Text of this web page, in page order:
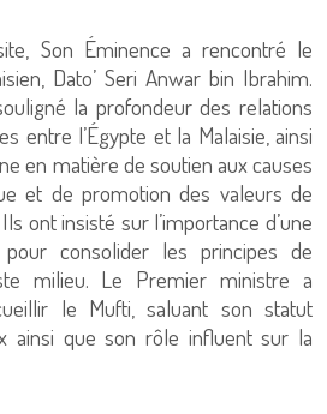
Son Éminence a rencontré le
Dato’ Seri Anwar bin Ibrahim.
la profondeur des relations
entre l’Égypte et la Malaisie, ainsi
en matière de soutien aux causes
et de promotion des valeurs de
ont insisté sur l’importance d’une
pour consolider les principes de
milieu. Le Premier ministre a
le Mufti, saluant son statut
ainsi que son rôle influent sur la